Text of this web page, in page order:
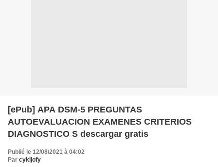
[ePub] APA DSM-5 PREGUNTAS
AUTOEVALUACION EXAMENES CRITERIOS
DIAGNOSTICO S descargar gratis
Publié le 12/08/2021 à 04:02
Par cykijofy